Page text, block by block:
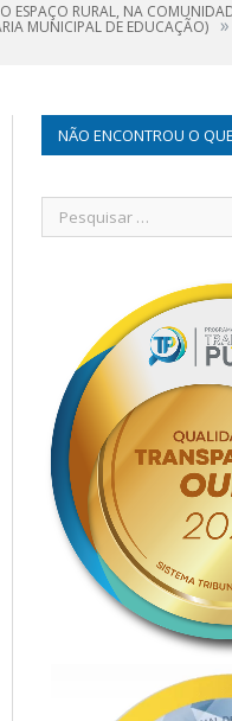
ESPAÇO RURAL, NA
MUNICIPAL DE EDUCAÇÃO) »
NÃO ENCONTROU O